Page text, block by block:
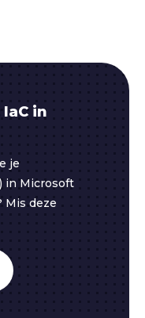
in
je
in Microsoft
Mis deze